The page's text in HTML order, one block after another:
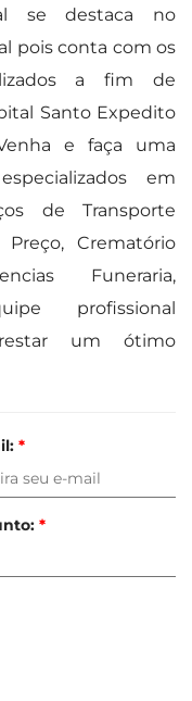
se destaca no
pois conta com os
a fim de
Santo Expedito
e faça uma
em
de Transporte
Preço, Crematório
Funeraria,
profissional
um ótimo
*
*